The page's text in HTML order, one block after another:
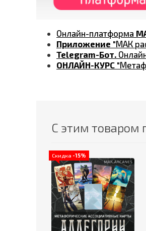
Онлайн-платформа
Приложение "МАК
Telegram-Бот.
ОНЛАЙН-КУРС
С этим товаром
Скидка -15%